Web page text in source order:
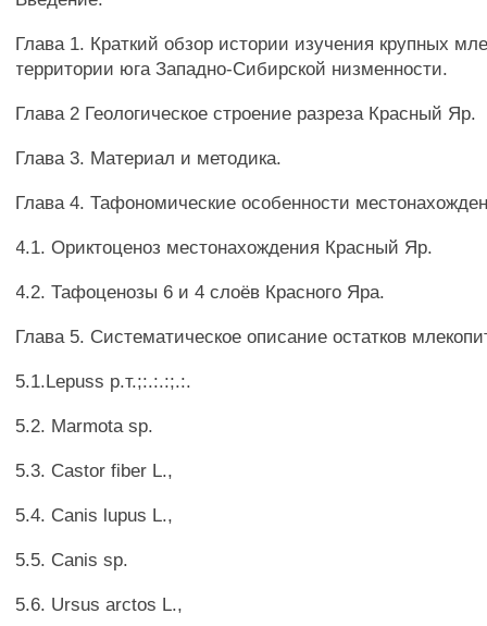
Глава 1. Краткий обзор истории изучения крупных
территории юга Западно-Сибирской низменности.
Глава 2 Геологическое строение разреза Красный Яр.
Глава 3. Материал и методика.
Глава 4. Тафономические особенности
4.1. Ориктоценоз местонахождения Красный Яр.
4.2. Тафоценозы 6 и 4 слоёв Красного Яра.
Глава 5. Систематическое описание остатков
5.1.Lepuss p.т.;:.:.:;.:.
5.2. Marmota sp.
5.3. Castor fiber L.,
5.4. Canis lupus L.,
5.5. Canis sp.
5.6. Ursus arctos L.,